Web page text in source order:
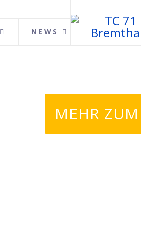
NEWS
MEHR ZUM